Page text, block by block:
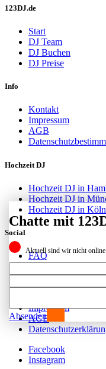
123DJ.de
Start
DJ Team
DJ Buchen
DJ Preise
Info
Kontakt
Impressum
AGB
Hochzeit DJ
Hochzeit DJ in
Hochzeit DJ in
Hochzeit DJ in Köln
Social
FAQ
Facebook
Instagram
Impressum
AGB
Facebook
Instagram
Chatte mit
Aktuell sind wir nicht online
Absenden